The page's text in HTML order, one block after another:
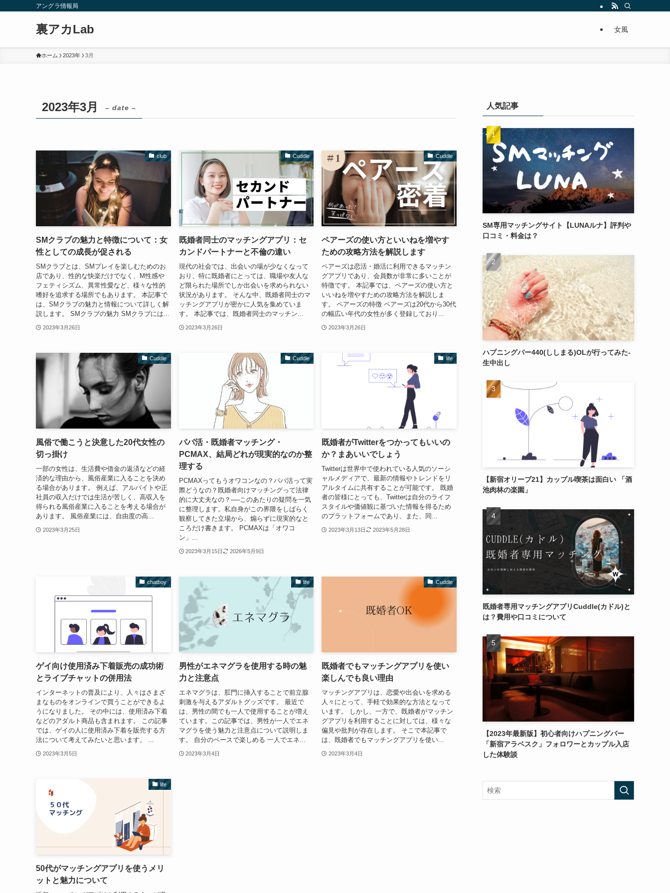
アングラ情報局
裏アカLab 女風
ホーム 2023年 3月
2023年3月 – date –
club
SMクラブの魅力と特徴について：女
性としての成長が促される
SMクラブとは、SMプレイを楽しむためのお
店であり、性的な快楽だけでなく、M性感や
フェティシズム、異常性愛など、様々な性的
嗜好を追求する場所でもあります。 本記事で
は、SMクラブの魅力と情報について詳しく解
説します。 SMクラブの魅力 SMクラブには...
2023年3月26日
Cuddle
既婚者同士のマッチングアプリ：セ
カンドパートナーと不倫の違い
現代の社会では、出会いの場が少なくなって
おり、特に既婚者にとっては、職場や友人な
ど限られた場所でしか出会いを求められない
状況があります。 そんな中、既婚者同士のマ
ッチングアプリが密かに人気を集めていま
す。 本記事では、既婚者同士のマッチン...
2023年3月26日
Cuddle
ペアーズの使い方といいねを増やす
ための攻略方法を解説します
ペアーズは恋活・婚活に利用できるマッチン
グアプリであり、会員数が非常に多いことが
特徴です。 本記事では、ペアーズの使い方と
いいねを増やすための攻略方法を解説しま
す。 ペアーズの特徴 ペアーズは20代から30代
の幅広い年代の女性が多く登録しており...
2023年3月26日
Cuddle
風俗で働こうと決意した20代女性の
切っ掛け
一部の女性は、生活費や借金の返済などの経
済的な理由から、風俗産業に入ることを決め
る場合があります。 例えば、アルバイトや正
社員の収入だけでは生活が苦しく、高収入を
得られる風俗産業に入ることを考える場合が
あります。 風俗産業には、自由度の高...
2023年3月25日
Cuddle
パパ活・既婚者マッチング・
PCMAX、結局どれが現実的なのか整
理する
PCMAXってもうオワコンなの？パパ活って実
際どうなの？既婚者向けマッチングって法律
的に大丈夫なの？──このあたりの疑問を一気
に整理します。私自身がこの界隈をしばらく
観察してきた立場から、煽らずに現実的なと
ころだけ書きます。 PCMAXは「オワコ
ン」...
2023年3月15日 2026年5月9日
life
既婚者がTwitterをつかってもいいの
か？まあいいでしょう
Twitterは世界中で使われている人気のソーシ
ャルメディアで、最新の情報やトレンドをリ
アルタイムに共有することが可能です。 既婚
者の皆様にとっても、Twitterは自分のライフ
スタイルや価値観に基づいた情報を得るため
のプラットフォームであり、また、同...
2023年3月13日 2023年5月28日
chatboy
ゲイ向け使用済み下着販売の成功術
とライブチャットの併用法
インターネットの普及により、人々はさまざ
まなものをオンラインで買うことができるよ
うになりました。 その中には、使用済み下着
などのアダルト商品も含まれます。 この記事
では、ゲイの人に使用済み下着を販売する方
法について考えてみたいと思います。 ...
2023年3月5日
life
男性がエネマグラを使用する時の魅
力と注意点
エネマグラは、肛門に挿入することで前立腺
刺激を与えるアダルトグッズです。 最近で
は、男性の間でも一人で使用することが増え
ています。この記事では、男性が一人でエネ
マグラを使う魅力と注意点について説明しま
す。 自分のペースで楽しめる 一人でエネ...
2023年3月4日
Cuddle
既婚者でもマッチングアプリを使い
楽しんでも良い理由
マッチングアプリは、恋愛や出会いを求める
人々にとって、手軽で効果的な方法となって
います。 しかし、一方で、既婚者がマッチン
グアプリを利用することに対しては、様々な
偏見や批判が存在します。 そこで本記事で
は、既婚者でもマッチングアプリを使い...
2023年3月4日
life
50代がマッチングアプリを使うメリ
ットと魅力について
人気記事
SM専用マッチングサイト【LUNAルナ】評判や
口コミ・料金は？
ハプニングバー440(ししまる)OLが行ってみた-
生中出し
【新宿オリーブ21】カップル喫茶は面白い 「酒
池肉林の楽園」
既婚者専用マッチングアプリCuddle(カドル)と
は？費用や口コミについて
【2023年最新版】初心者向けハプニングバー
「新宿アラベスク」フォロワーとカップル入店
した体験談